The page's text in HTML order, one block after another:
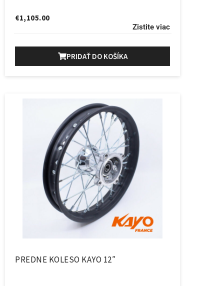
€1,105.00
Zistite viac
PRIDAŤ DO KOŠÍKA
PREDNE KOLESO KAYO 12″